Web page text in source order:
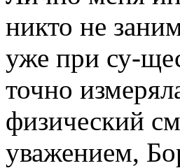
никто не
уже при су-
точно
физический
уважением,